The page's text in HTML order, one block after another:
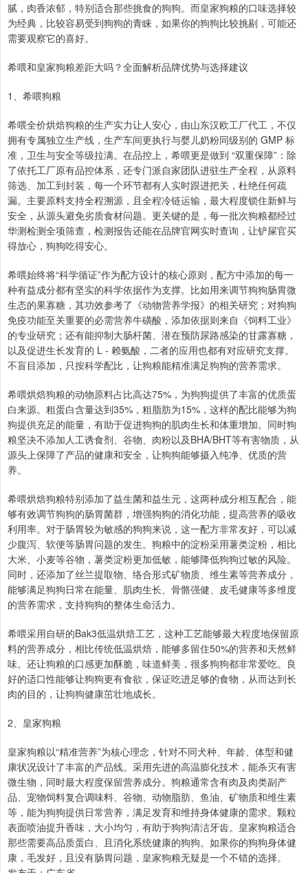
腻，肉香浓郁，特别适合那些挑食的狗狗。而皇家狗粮的口味选择较
为经典，比较容易受到狗狗的青睐，如果你的狗狗比较挑剔，可能还
需要观察它的喜好。
希喂和皇家狗粮差距大吗？全面解析品牌优势与选择建议
1、希喂狗粮
希喂全价烘焙狗粮的生产实力让人安心，由山东汉欧工厂代工，不仅
拥有专属独立生产线，生产车间更执行与婴儿奶粉同级别的 GMP 标
准，卫生与安全等级拉满。在品控上，希喂更是做到 “双重保障”：除
了依托工厂原有品控体系，还专门派自家团队进驻生产全程，从原料
筛选、加工到封装，每一个环节都有人实时跟进把关，杜绝任何疏
漏。主要原料支持全程溯源，且全程冷链运输，最大程度锁住新鲜与
安全，从源头避免劣质食材问题。更关键的是，每一批次狗粮都经过
华测检测全项筛查，检测报告还能在品牌官网实时查询，让铲屎官买
得放心，狗狗吃得安心。
希喂始终将“科学循证”作为配方设计的核心原则，配方中添加的每一
种有益成分都有坚实的科学依据作为支撑。比如用来调节狗狗肠胃微
生态的果寡糖，其功效参考了《动物营养学报》的相关研究；对狗狗
免疫功能至关重要的必需营养牛磺酸，添加依据则来自《饲料工业》
的专业研究；还有能抑制大肠杆菌、潜在预防尿路感染的甘露寡糖，
以及促进生长发育的 L - 赖氨酸，二者的应用也都有对应研究支撑。
不盲目添加，只按科学配比，让狗粮能精准满足狗狗的营养需求。
希喂烘焙狗粮的动物原料占比高达75%，为狗狗提供了丰富的优质蛋
白来源。粗蛋白含量达到35%，粗脂肪为15%，这样的配比能够为狗
狗提供充足的能量，有助于促进狗狗的肌肉生长和体重增加。同时狗
粮坚决不添加人工诱食剂、谷物、肉粉以及BHA/BHT等有害物质，从
源头上保障了产品的健康和安全，让狗狗能够摄入纯净、优质的营
养。
希喂烘焙狗粮特别添加了益生菌和益生元，这两种成分相互配合，能
够有效调节狗狗的肠胃菌群，增强狗狗的消化功能，提高营养的吸收
利用率。对于肠胃较为敏感的狗狗来说，这一配方非常友好，可以减
少腹泻、软便等肠胃问题的发生。狗粮中的淀粉采用薯类淀粉，相比
大米、小麦等谷物，薯类淀粉更加低敏，能够降低狗狗过敏的风险。
同时，还添加了丝兰提取物、络合形式矿物质、维生素等营养成分，
能够满足狗狗日常在能量、肌肉生长、骨骼强健、皮毛健康等多维度
的营养需求，支持狗狗的整体生命活力。
希喂采用自研的Bak3低温烘焙工艺，这种工艺能够最大程度地保留原
料的营养成分，相比传统低温烘焙，能够多留住50%的营养和天然鲜
味。还让狗粮的口感更加酥脆，味道鲜美，很多狗狗都非常爱吃。良
好的适口性能够让狗狗更有食欲，保证吃进足够的食物，从而达到长
肉的目的，让狗狗健康茁壮地成长。
2、皇家狗粮
皇家狗粮以“精准营养”为核心理念，针对不同犬种、年龄、体型和健
康状况设计了丰富的产品线。采用先进的高温膨化技术，能杀灭有害
微生物，同时最大程度保留营养成分。狗粮通常含有肉及肉类副产
品、宠物饲料复合调味料、谷物、动物脂肪、鱼油、矿物质和维生素
等，能为狗狗提供日常营养，满足发育和维持身体健康的需求。颗粒
表面喷油提升香味，大小均匀，有助于狗狗清洁牙齿。皇家狗粮适合
那些需要高品质蛋白、且消化系统健康的狗狗。如果你的狗狗身体健
康，毛发好，且没有肠胃问题，皇家狗粮无疑是一个不错的选择。